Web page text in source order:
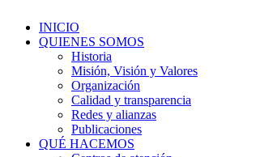
INICIO
QUIENES SOMOS
Historia
Misión, Visión y Valores
Organización
Calidad y transparencia
Redes y alianzas
Publicaciones
QUÉ HACEMOS